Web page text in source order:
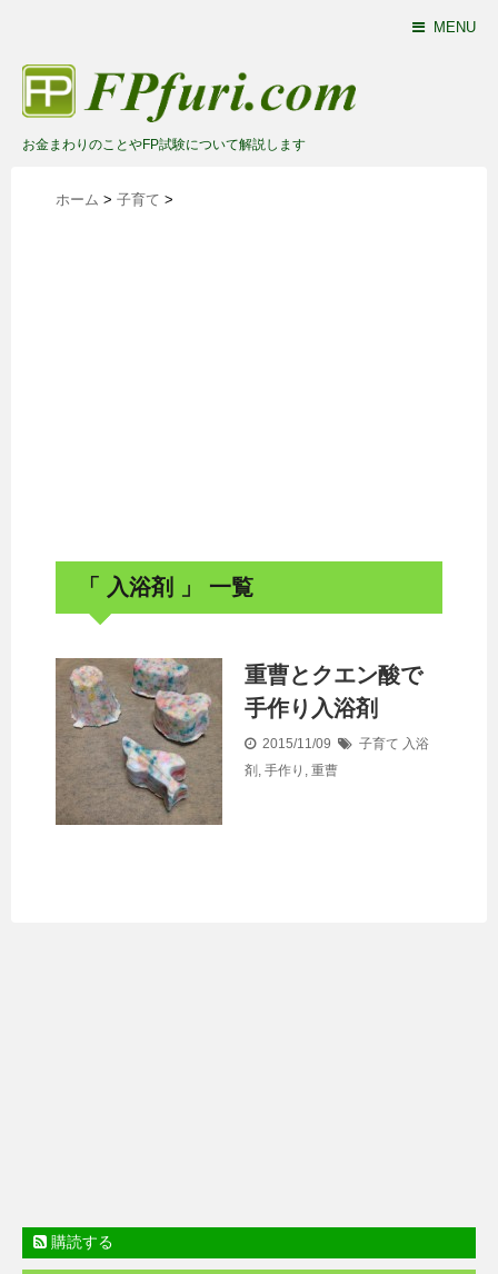
MENU
お金まわりのことやFP試験について解説します
ホーム > 子育て >
「 入浴剤 」 一覧
重曹とクエン酸で
手作り入浴剤
2015/11/09 子育て 入浴
剤 , 手作り , 重曹
購読する